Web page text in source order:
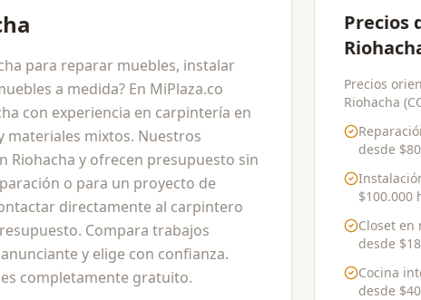
para reparar muebles, instalar
a medida? En MiPlaza.co
con experiencia en carpintería en
materiales mixtos. Nuestros
Riohacha y ofrecen presupuesto sin
o para un proyecto de
directamente al carpintero
Compara trabajos
y elige con confianza.
completamente gratuito.
Precios
Precios
Riohacha
desde
$100.000
Closet en
desde
Cocina
desde